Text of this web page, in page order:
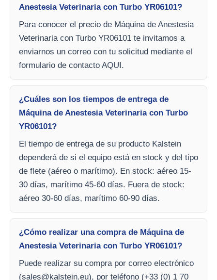
Anestesia Veterinaria con Turbo YR06101?
Para conocer el precio de Máquina de Anestesia
Veterinaria con Turbo YR06101 te invitamos a
enviarnos un correo con tu solicitud mediante el
formulario de contacto AQUI.
¿Cuáles son los tiempos de entrega de
Máquina de Anestesia Veterinaria con Turbo
YR06101?
El tiempo de entrega de su producto Kalstein
dependerá de si el equipo está en stock y del tipo
de flete (aéreo o marítimo). En stock: aéreo 15-
30 días, marítimo 45-60 días. Fuera de stock:
aéreo 30-60 días, marítimo 60-90 días.
¿Cómo realizar una compra de Máquina de
Anestesia Veterinaria con Turbo YR06101?
Puede realizar su compra por correo electrónico
(sales@kalstein.eu), por teléfono (+33 (0) 1 70